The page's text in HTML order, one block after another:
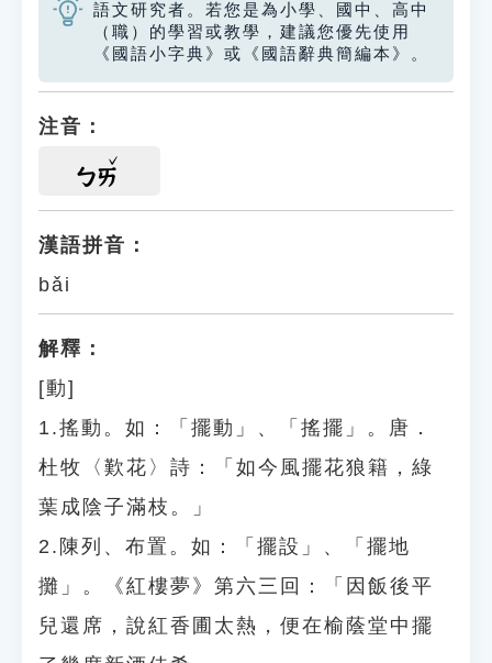
語文研究者。若您是為小學、國中、高中
（職）的學習或教學，建議您優先使用
《國語小字典》或《國語辭典簡編本》。
注音：
ㄅㄞ
漢語拼音：
bǎi
解釋：
[動]
1.搖動。如：「擺動」、「搖擺」。唐．
杜牧〈歎花〉詩：「如今風擺花狼籍，綠
葉成陰子滿枝。」
2.陳列、布置。如：「擺設」、「擺地
攤」。《紅樓夢》第六三回：「因飯後平
兒還席，說紅香圃太熱，便在榆蔭堂中擺